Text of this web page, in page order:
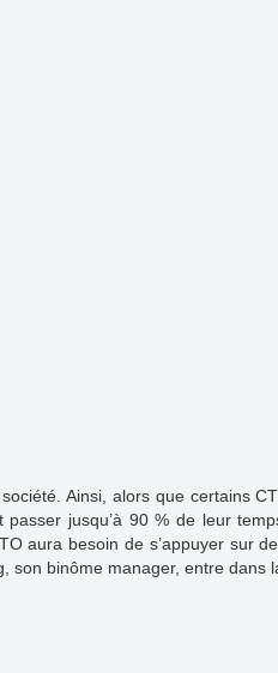
Ainsi, alors que certains
jusqu’à 90 % de leur
aura besoin de s’appuyer sur
son binôme manager, entre dans